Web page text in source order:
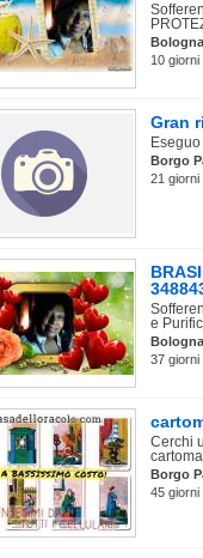
Bologna
10
Gran
Borgo
21 giorni
e
Bologna
37 giorni
Cerchi
Borgo
45 giorni